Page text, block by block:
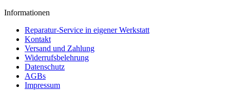
Informationen
Reparatur-Service in eigener Werkstatt
Kontakt
Versand und Zahlung
Widerrufsbelehrung
Datenschutz
AGBs
Impressum